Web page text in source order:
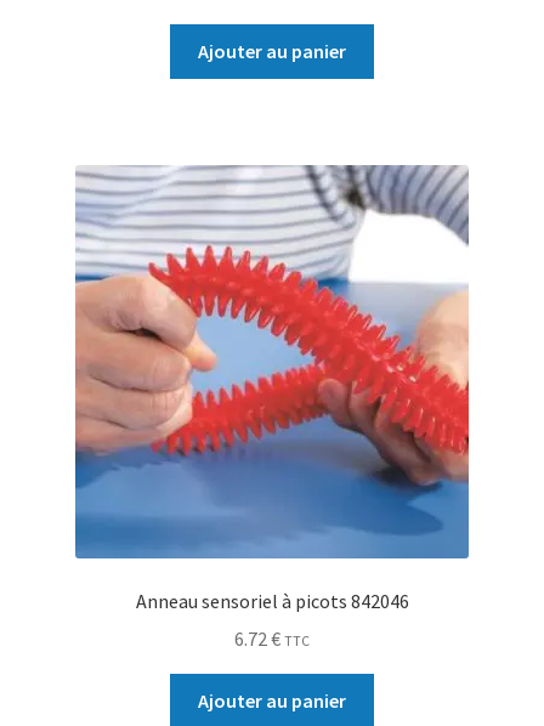
Ajouter au panier
Anneau sensoriel à picots 842046
6.72 € TTC
Ajouter au panier